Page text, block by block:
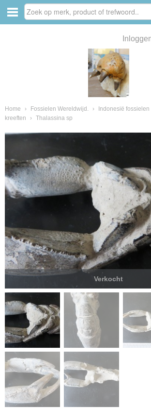
Home › Fossielen Wereldwijd. › Indonesië fossielen
kreeften
› Thalassina sp
Verkocht
van fossielen en mineralen